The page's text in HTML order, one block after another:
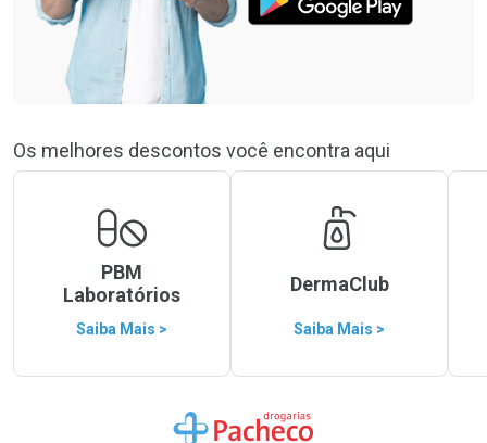
Os melhores descontos você encontra aqui
PBM
Laboratórios
Saiba Mais >
DermaClub
Saiba Mais >
Ir para a Home